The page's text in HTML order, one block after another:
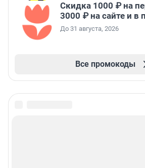
Скидка 1000 ₽ на
3000 ₽ на сайте и в
До 31 августа, 2026
Все промокоды